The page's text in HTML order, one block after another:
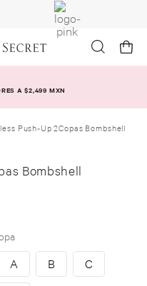
A $2,499 MXN
Push-Up 2Copas Bombshell
Bombshell
A B
C